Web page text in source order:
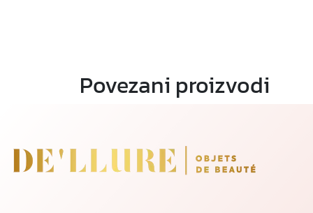
Povezani proizvodi